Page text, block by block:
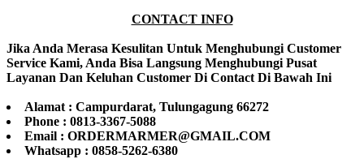
CONTACT INFO
Jika Anda Merasa Kesulitan Untuk Menghubungi Customer
Service Kami, Anda Bisa Langsung Menghubungi Pusat
Layanan Dan Keluhan Customer Di Contact Di Bawah Ini
Alamat : Campurdarat, Tulungagung 66272
Phone : 0813-3367-5088
Email : ORDERMARMER@GMAIL.COM
Whatsapp : 0858-5262-6380